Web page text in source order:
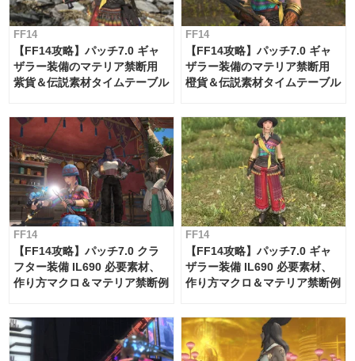
FF14
【FF14攻略】パッチ7.0 ギャ
ザラー装備のマテリア禁断用
紫貨＆伝説素材タイムテーブル
FF14
【FF14攻略】パッチ7.0 ギャ
ザラー装備のマテリア禁断用
橙貨＆伝説素材タイムテーブル
FF14
【FF14攻略】パッチ7.0 クラ
フター装備 IL690 必要素材、
作り方マクロ＆マテリア禁断例
FF14
【FF14攻略】パッチ7.0 ギャ
ザラー装備 IL690 必要素材、
作り方マクロ＆マテリア禁断例